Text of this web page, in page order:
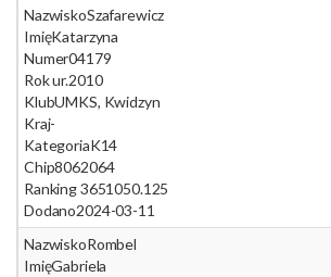
NazwiskoSzafarewicz
ImięKatarzyna
Numer04179
Rok ur.2010
KlubUMKS, Kwidzyn
Kraj-
KategoriaK14
Chip8062064
Ranking 3651050.125
Dodano2024-03-11
NazwiskoRombel
ImięGabriela